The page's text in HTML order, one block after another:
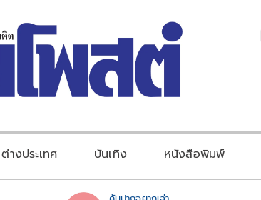
ต่างประเทศ บันเทิง หนังสือพิมพ์